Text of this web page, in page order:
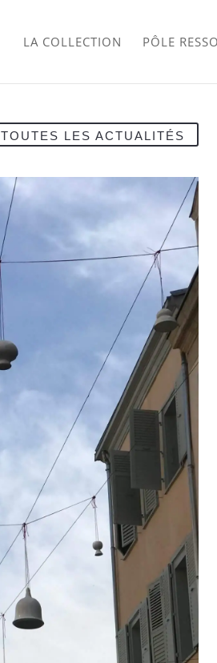
LA COLLECTION PÔLE
TOUTES LES ACTUALITÉS